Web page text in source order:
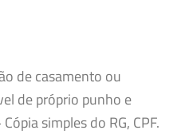
de casamento ou
de próprio punho e
simples do RG, CPF.